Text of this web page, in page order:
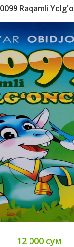
0099 Raqamli
12 000 сум